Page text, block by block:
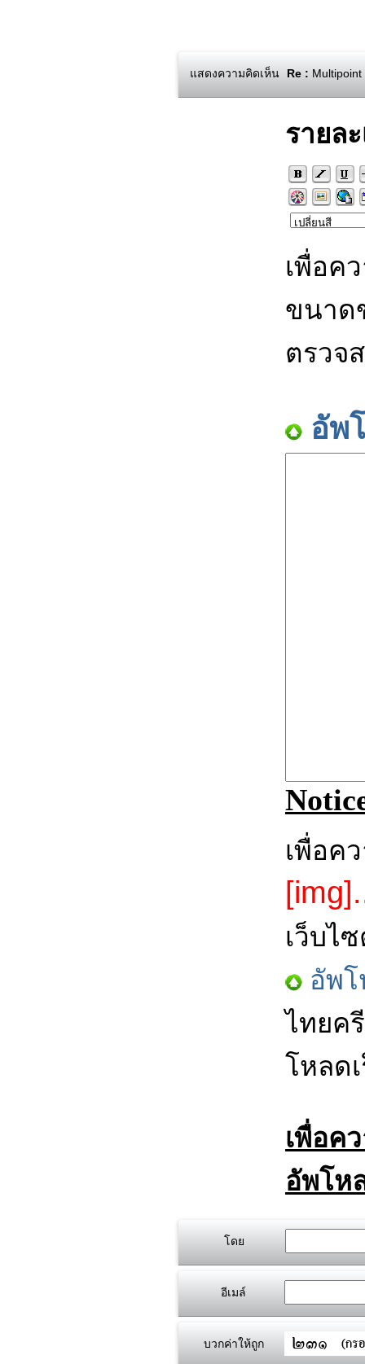
แสดงความคิดเห็น Re :
รายล
เพื่อค
ขนาด
ตรวจ
อัพ
เพื่อค
เว็บไ
อัพ
ไทยค
โหลด
เพื่อค
อัพโห
โดย
อีเมล์
บวกค่าให้ถูก